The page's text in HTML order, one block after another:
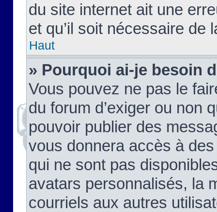
du site internet ait une
et qu’il soit nécessaire de
Haut
» Pourquoi ai-je besoin
Vous pouvez ne pas le
du forum d’exiger ou non
pouvoir publier des
vous donnera accès à
qui ne sont pas
avatars personnalisés, la
courriels aux autres